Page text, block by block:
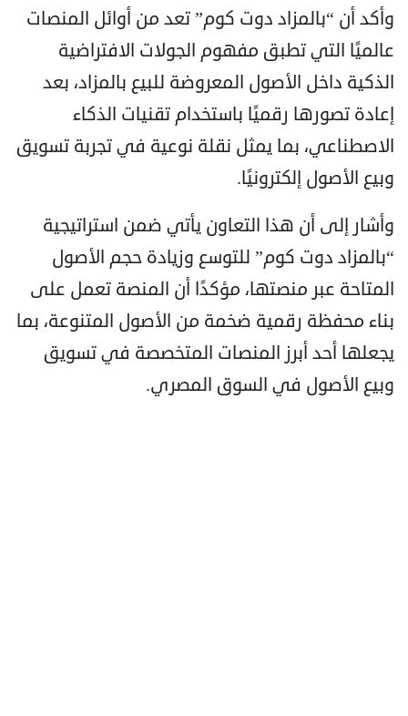
وأكد أن “بالمزاد دوت كوم” تعد من أوائل المنصات
عالميًا التي تطبق مفهوم الجولات الافتراضية
الذكية داخل الأصول المعروضة للبيع بالمزاد، بعد
إعادة تصورها رقميًا باستخدام تقنيات الذكاء
الاصطناعي، بما يمثل نقلة نوعية في تجربة تسويق
وبيع الأصول إلكترونيًا.
وأشار إلى أن هذا التعاون يأتي ضمن استراتيجية
“بالمزاد دوت كوم” للتوسع وزيادة حجم الأصول
المتاحة عبر منصتها، مؤكدًا أن المنصة تعمل على
بناء محفظة رقمية ضخمة من الأصول المتنوعة، بما
يجعلها أحد أبرز المنصات المتخصصة في تسويق
وبيع الأصول في السوق المصري.